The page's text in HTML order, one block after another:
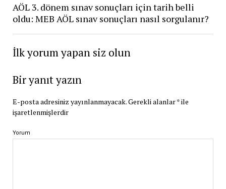
AÖL 3. dönem sınav sonuçları için tarih belli
oldu: MEB AÖL sınav sonuçları nasıl sorgulanır?
İlk yorum yapan siz olun
Bir yanıt yazın
E-posta adresiniz yayınlanmayacak.Gerekli alanlar*ile
işaretlenmişlerdir
Yorum